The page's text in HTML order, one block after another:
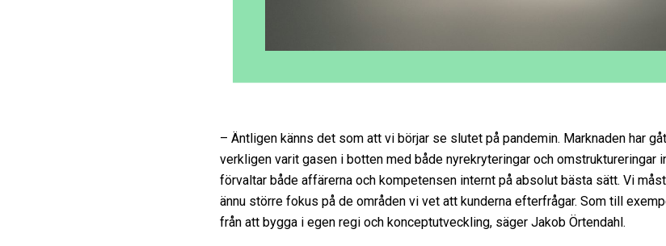
– Äntligen känns det som att vi börjar se slutet på pandemin. Marknaden har
verkligen varit gasen i botten med både nyrekryteringar och omstruktureringar
förvaltar både affärerna och kompetensen internt på absolut bästa sätt. Vi
ännu större fokus på de områden vi vet att kunderna efterfrågar. Som till
från att bygga i egen regi och konceptutveckling, säger Jakob Örtendahl.